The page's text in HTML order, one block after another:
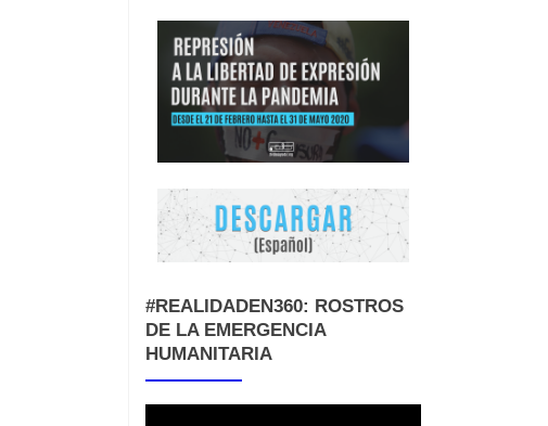
#REALIDADEN360: ROSTROS
DE LA EMERGENCIA
HUMANITARIA